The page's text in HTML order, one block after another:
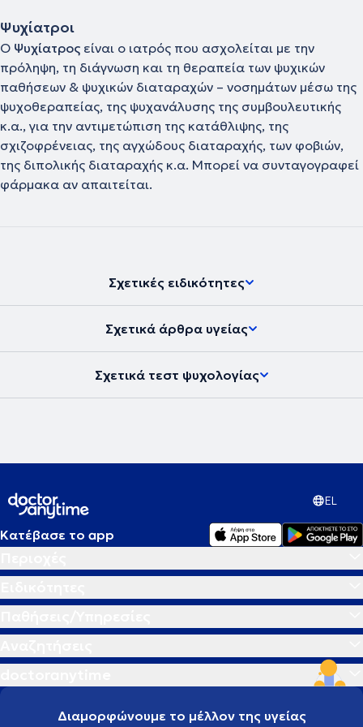
Ψυχίατροι
Ο Ψυχίατρος είναι ο ιατρός που ασχολείται με την
πρόληψη, τη διάγνωση και τη θεραπεία των ψυχικών
παθήσεων & ψυχικών διαταραχών – νοσημάτων μέσω της
ψυχοθεραπείας, της ψυχανάλυσης της συμβουλευτικής
κ.α., για την αντιμετώπιση της κατάθλιψης, της
σχιζοφρένειας, της αγχώδους διαταραχής, των φοβιών,
της διπολικής διαταραχής κ.α. Μπορεί να συνταγογραφεί
φάρμακα αν απαιτείται.
Σχετικές ειδικότητες
Σχετικά άρθρα υγείας
Σχετικά τεστ ψυχολογίας
EL
Κατέβασε το app
Διαμορφώνουμε το μέλλον της υγείας